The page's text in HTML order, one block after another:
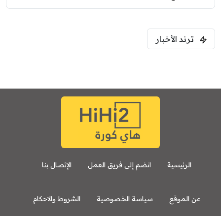
ترند الأخبار
الرئيسية انضم إلى فريق العمل الإتصال بنا
عن الموقع سياسة الخصوصية الشروط والاحكام